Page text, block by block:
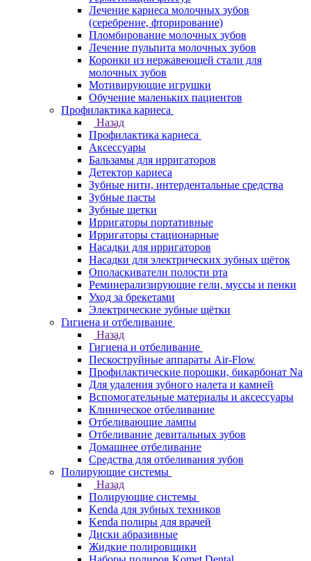
Лечение кариеса молочных зубов
(серебрение, фторирование)
Пломбирование молочных зубов
Лечение пульпита молочных зубов
Коронки из нержавеющей стали для
молочных зубов
Мотивирующие игрушки
Обучение маленьких пациентов
Профилактика кариеса
Назад
Профилактика кариеса
Аксессуары
Бальзамы для ирригаторов
Детектор кариеса
Зубные нити, интердентальные средства
Зубные пасты
Зубные щетки
Ирригаторы портативные
Ирригаторы стационарные
Насадки для ирригаторов
Насадки для электрических зубных щёток
Ополаскиватели полости рта
Реминерализирующие гели, муссы и пенки
Уход за брекетами
Электрические зубные щётки
Гигиена и отбеливание
Назад
Гигиена и отбеливание
Пескоструйные аппараты Air-Flow
Профилактические порошки, бикарбонат Na
Для удаления зубного налета и камней
Вспомогательные материалы и аксессуары
Клиническое отбеливание
Отбеливающие лампы
Отбеливание девитальных зубов
Домашнее отбеливание
Средства для отбеливания зубов
Полирующие системы
Назад
Полирующие системы
Kenda для зубных техников
Kenda полиры для врачей
Диски абразивные
Жидкие полировщики